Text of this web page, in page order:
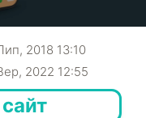
2018 13:10
2022 12:55